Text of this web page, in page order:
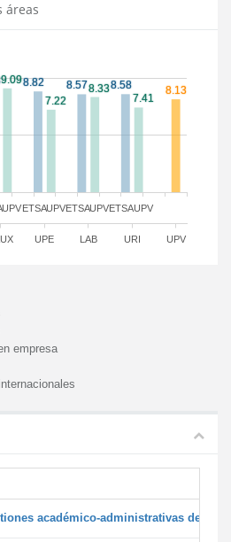
áreas
ETSA ETSA ETSA
UPV UPV UPV UPV
UPE LAB URI UPV
empresa
académico-administrativas de la